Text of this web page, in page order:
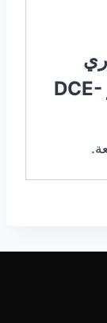
شتيبل الترون الماني 8 كيلو DCE-